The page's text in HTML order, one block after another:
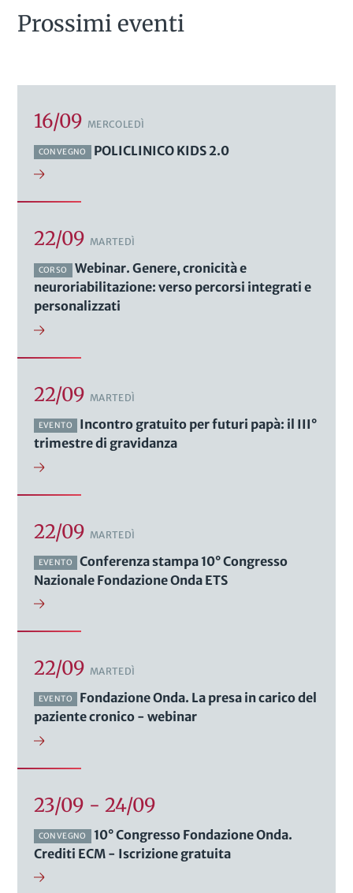
Prossimi eventi
16/09 MERCOLEDÌ
CONVEGNO POLICLINICO KIDS 2.0
22/09 MARTEDÌ
CORSO
Webinar. Genere, cronicità e
neuroriabilitazione: verso percorsi integrati e
personalizzati
22/09 MARTEDÌ
EVENTO
Incontro gratuito per futuri papà: il III°
trimestre di gravidanza
22/09 MARTEDÌ
EVENTO
Conferenza stampa 10° Congresso
Nazionale Fondazione Onda ETS
22/09 MARTEDÌ
EVENTO
Fondazione Onda. La presa in carico del
paziente cronico - webinar
23/09 - 24/09
CONVEGNO
10° Congresso Fondazione Onda.
Crediti ECM - Iscrizione gratuita